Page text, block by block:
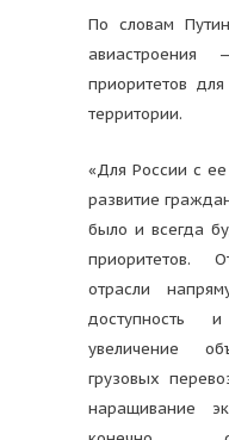
По словам
приоритетов
территории.
«Для России с ее
развитие
было и всегда
приоритетов.
отрасли
доступность
увеличение
грузовых
наращивание